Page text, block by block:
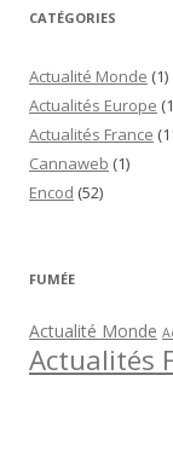
CATÉGORIES
Actualité Monde (1)
Actualités Europe
Actualités France
Cannaweb (1)
Encod (52)
FUMÉE
Actualité Monde
Actualités